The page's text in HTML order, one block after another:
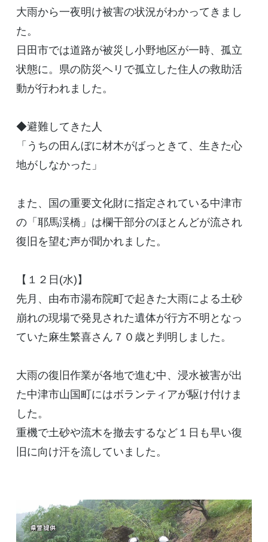
大雨から一夜明け被害の状況がわかってきまし
た。
日田市では道路が被災し小野地区が一時、孤立
状態に。県の防災ヘリで孤立した住人の救助活
動が行われました。
◆避難してきた人
「うちの田んぼに材木がばっときて、生きた心
地がしなかった」
また、国の重要文化財に指定されている中津市
の「耶馬渓橋」は欄干部分のほとんどが流され
復旧を望む声が聞かれました。
【１２日(水)】
先月、由布市湯布院町で起きた大雨による土砂
崩れの現場で発見された遺体が行方不明となっ
ていた麻生繁喜さん７０歳と判明しました。
大雨の復旧作業が各地で進む中、浸水被害が出
た中津市山国町にはボランティアが駆け付けま
した。
重機で土砂や流木を撤去するなど１日も早い復
旧に向け汗を流していました。